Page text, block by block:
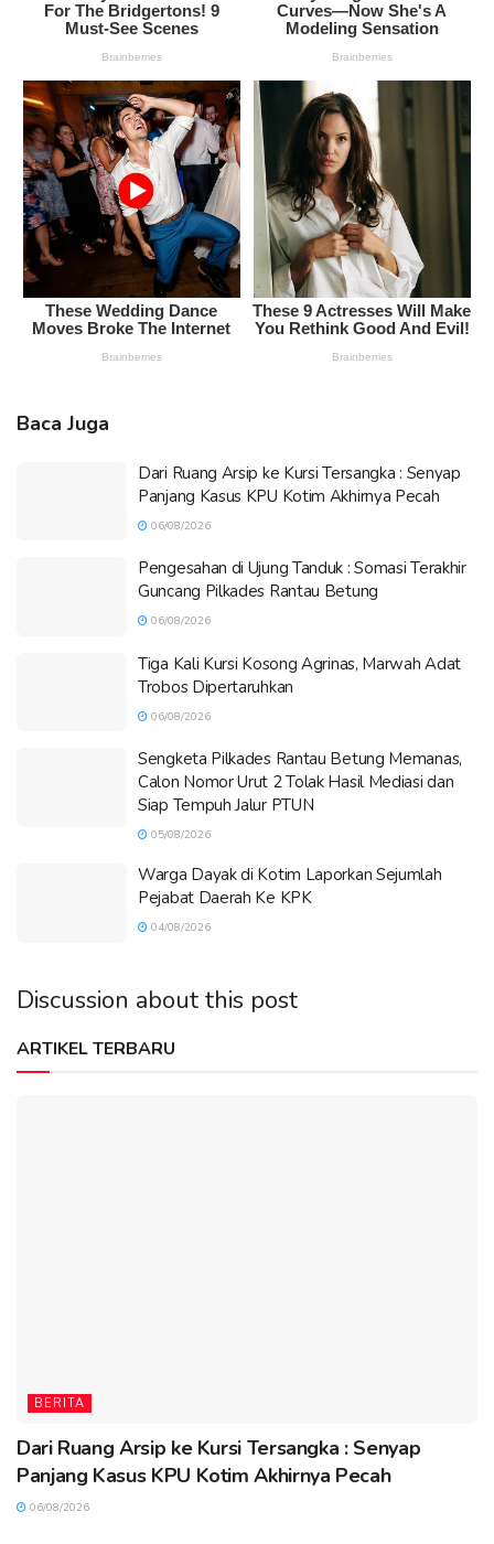
Baca Juga
Dari Ruang Arsip ke Kursi Tersangka : Senyap
Panjang Kasus KPU Kotim Akhirnya Pecah
06/08/2026
Pengesahan di Ujung Tanduk : Somasi Terakhir
Guncang Pilkades Rantau Betung
06/08/2026
Tiga Kali Kursi Kosong Agrinas, Marwah Adat
Trobos Dipertaruhkan
06/08/2026
Sengketa Pilkades Rantau Betung Memanas,
Calon Nomor Urut 2 Tolak Hasil Mediasi dan
Siap Tempuh Jalur PTUN
05/08/2026
Warga Dayak di Kotim Laporkan Sejumlah
Pejabat Daerah Ke KPK
04/08/2026
Discussion about this post
ARTIKEL TERBARU
BERITA
Dari Ruang Arsip ke Kursi Tersangka : Senyap
Panjang Kasus KPU Kotim Akhirnya Pecah
06/08/2026